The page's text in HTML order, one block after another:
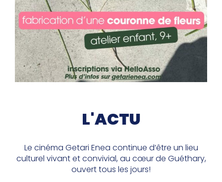
L'ACTU
Le cinéma Getari Enea continue d’être un lieu
culturel vivant et convivial, au cœur de Guéthary,
ouvert tous les jours!